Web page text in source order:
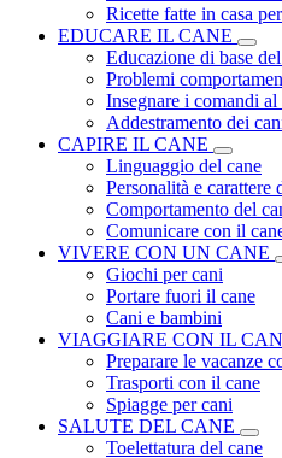
Ricette fatte in casa
EDUCARE IL CANE
Educazione di base
Problemi
Insegnare i comandi al
Addestramento dei
CAPIRE IL CANE
Linguaggio del cane
Personalità e carattere
Comportamento del
Comunicare con il
VIVERE CON UN CANE
Giochi per cani
Portare fuori il cane
Cani e bambini
VIAGGIARE CON IL
Preparare le vacanze
Trasporti con il cane
Spiagge per cani
SALUTE DEL CANE
Toelettatura del cane